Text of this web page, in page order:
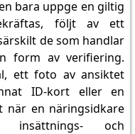
bara uppge en giltig
följt av ett
de som handlar
form av verifiering.
ett foto av ansiktet
ID-kort eller en
när en näringsidkare
och